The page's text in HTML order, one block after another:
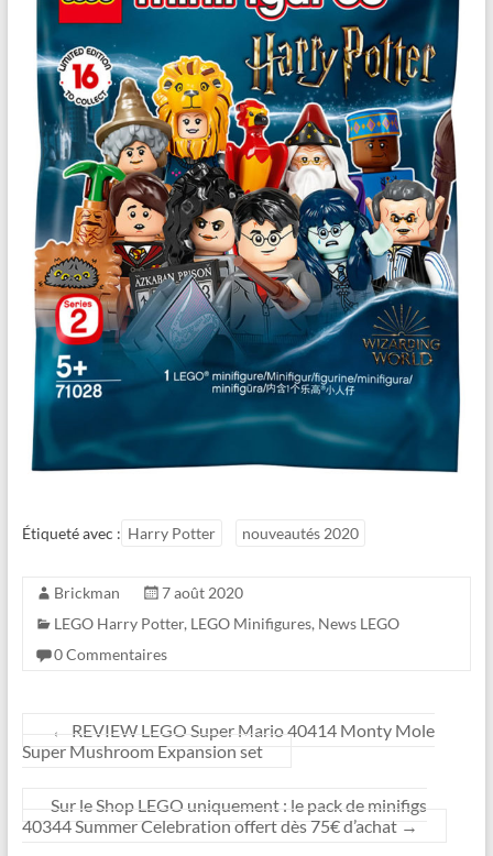
Étiqueté avec : Harry Potter nouveautés 2020
Brickman
7 août 2020
LEGO Harry Potter, LEGO Minifigures, News LEGO
0 Commentaires
←
REVIEW LEGO Super Mario 40414 Monty Mole
Super Mushroom Expansion set
Sur le Shop LEGO uniquement : le pack de minifigs
40344 Summer Celebration offert dès 75€ d’achat →